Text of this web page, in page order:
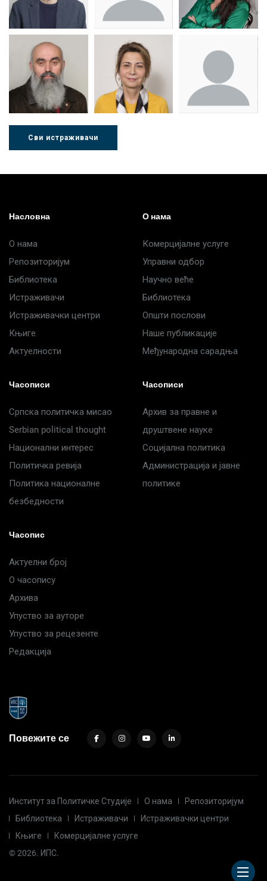
Др Миша
Стојадиновић
Зоран
Милошевић
Др Марија
Ђорић
Сви истраживачи
Насловна
О нама
Репозиторијум
Библиотека
Истраживачи
Истраживачки центри
Књиге
Актуелности
О нама
Комерцијалне услуге
Управни одбор
Научно веће
Библиотека
Општи послови
Наше публикације
Међународна сарадња
Часописи
Српска политичка мисао
Serbian political thought
Национални интерес
Политичка ревија
Политика националне
безбедности
Часописи
Архив за правне и
друштвене науке
Социјална политика
Администрација и јавне
политике
Часопис
Актуелни број
О часопису
Архива
Упуство за ауторе
Упуство за рецезенте
Редакција
Повежите се
Институт за Политичке Студије О нама
Репозиторијум
Библиотека
Истраживачи
Истраживачки центри
Књиге
Комерцијалне услуге
© 2026. ИПС.